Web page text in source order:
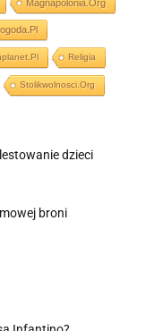
Magnapolonia.org
Religia
Stolikwolnosci.org
dzieci
broni